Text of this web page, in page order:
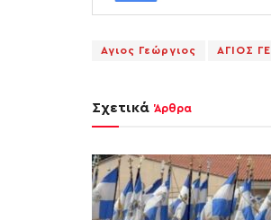
Αγιος Γεώργιος ΑΓΙΟΣ
Σχετικά Άρθρα